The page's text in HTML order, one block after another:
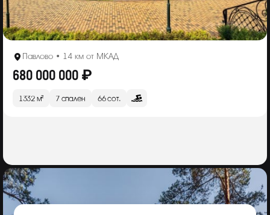
Павлово • 14 км от МКАД
680 000 000 ₽
1332 м² 7 спален 66 сот.